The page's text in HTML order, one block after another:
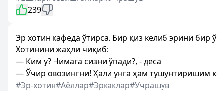
239
Эр хотин кафеда ўтирса. Бир қиз келиб эрини бир
Хотинини жаҳли чиқиб:
— Ким у? Нимага сизни ўпади?, - деса
— Ўчир овозингни! Ҳали унга ҳам тушунтиришим
#Эр-хотин#Аёллар#Эркаклар#Учрашув